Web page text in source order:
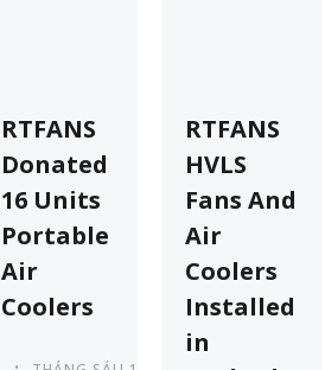
RTFANS
Donated
16 Units
Portable
Air
Coolers
RTFANS
HVLS
Fans And
Air
Coolers
Installed
in